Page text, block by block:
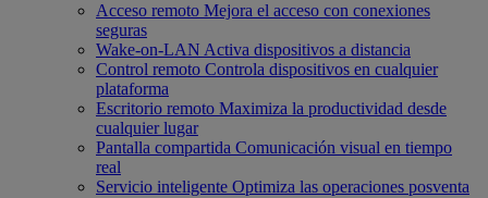
Acceso remoto Mejora el acceso con conexiones
seguras
Wake-on-LAN Activa dispositivos a distancia
Control remoto Controla dispositivos en cualquier
plataforma
Escritorio remoto Maximiza la productividad desde
cualquier lugar
Pantalla compartida Comunicación visual en tiempo
real
Servicio inteligente Optimiza las operaciones posventa